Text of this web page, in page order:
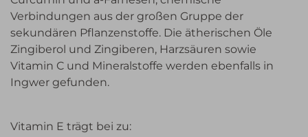
Verbindungen aus der großen Gruppe der
sekundären Pflanzenstoffe. Die ätherischen Öle
Zingiberol und Zingiberen, Harzsäuren sowie
Vitamin C und Mineralstoffe werden ebenfalls in
Ingwer gefunden.
Vitamin E trägt bei zu: